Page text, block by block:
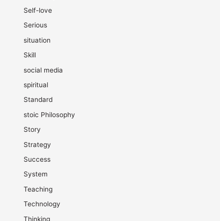
Self-love
Serious
situation
Skill
social media
spiritual
Standard
stoic Philosophy
Story
Strategy
Success
System
Teaching
Technology
Thinking